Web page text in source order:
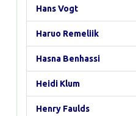
Hans Vogt
Haruo Remeliik
Hasna Benhassi
Heidi Klum
Henry Faulds